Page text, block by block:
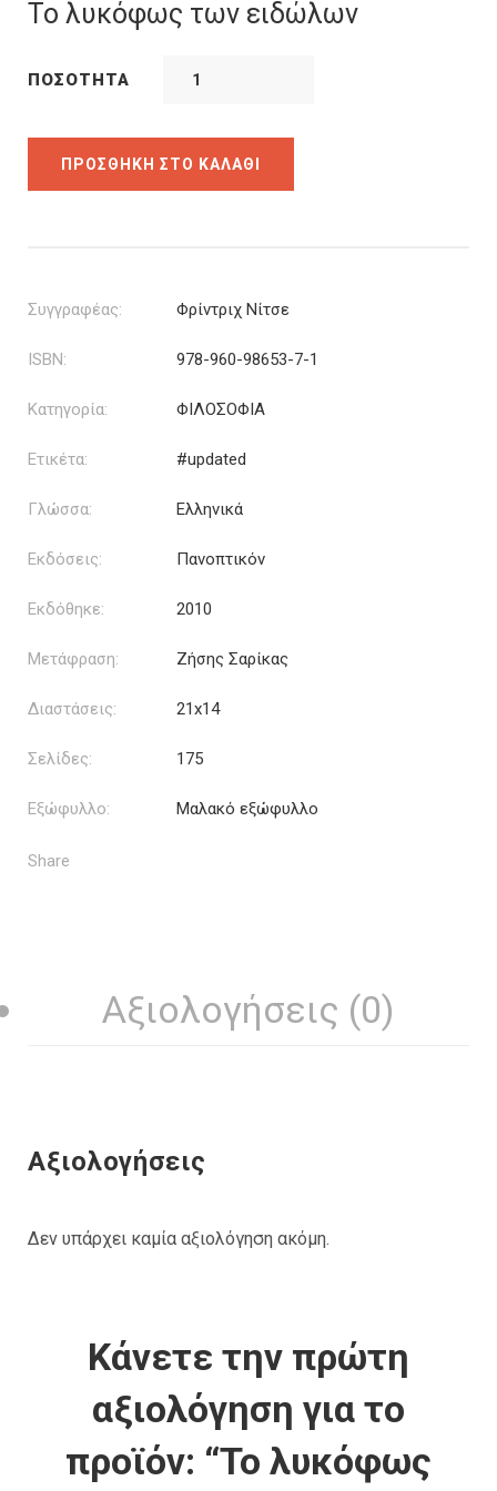
14.84€. είναι:
Το λυκόφως των ειδώλων
ΠΟΣΌΤΗΤΑ
ΠΡΟΣΘΉΚΗ ΣΤΟ ΚΑΛΆΘΙ
Συγγραφέας: Φρίντριχ Νίτσε
ISBN: 978-960-98653-7-1
Κατηγορία: ΦΙΛΟΣΟΦΙΑ
Ετικέτα: #updated
Γλώσσα: Ελληνικά
Εκδόσεις: Πανοπτικόν
Εκδόθηκε: 2010
Μετάφραση: Ζήσης Σαρίκας
Διαστάσεις: 21x14
Σελίδες: 175
Εξώφυλλο: Μαλακό εξώφυλλο
Share
Αξιολογήσεις (0)
Αξιολογήσεις
Δεν υπάρχει καμία αξιολόγηση ακόμη.
Κάνετε την πρώτη
αξιολόγηση για το
προϊόν: “Το λυκόφως